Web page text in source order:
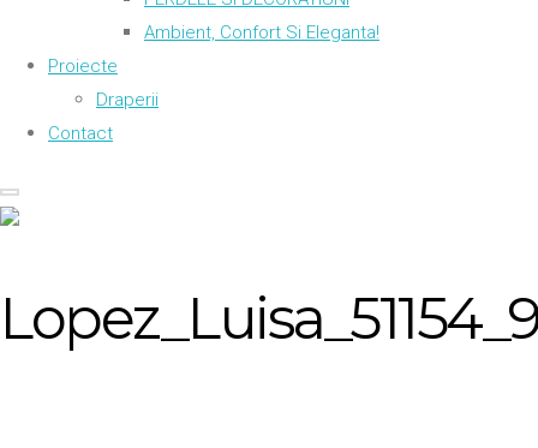
Ambient, Confort Si Eleganta!
Proiecte
Draperii
Contact